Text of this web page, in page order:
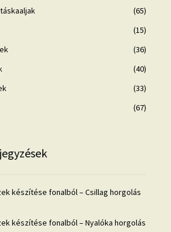
(65)
(15)
(36)
(40)
(33)
(67)
készítése fonalból – Csillag horgolás
készítése fonalból – Nyalóka horgolás